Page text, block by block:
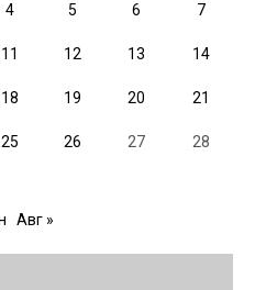
4 5 6 7
11 12 13 14
18 19 20 21
25 26 27 28
Авг »